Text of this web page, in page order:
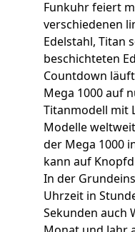
Funkuhr feiert
verschiedenen
Edelstahl, Titan
beschichteten
Countdown
Mega 1000 auf
Titanmodell mit
Modelle
der Mega 1000
kann auf
In der
Uhrzeit in
Sekunden auch